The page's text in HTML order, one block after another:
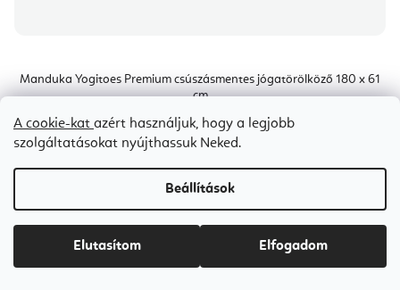
A cookie-kat azért használjuk, hogy a legjobb
szolgáltatásokat nyújthassuk Neked.
Beállítások
Elutasítom Elfogadom
Manduka Yogitoes Premium csúszásmentes jógatörölköző 180 x 61
cm
Ideiglenesen elfogyott
Ft24 300